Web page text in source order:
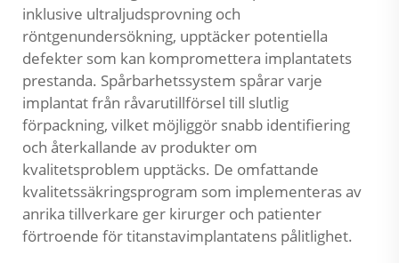
inklusive ultraljudsprovning och
röntgenundersökning, upptäcker potentiella
defekter som kan kompromettera implantatets
prestanda. Spårbarhetssystem spårar varje
implantat från råvarutillförsel till slutlig
förpackning, vilket möjliggör snabb identifiering
och återkallande av produkter om
kvalitetsproblem upptäcks. De omfattande
kvalitetssäkringsprogram som implementeras av
anrika tillverkare ger kirurger och patienter
förtroende för titanstavimplantatens pålitlighet.